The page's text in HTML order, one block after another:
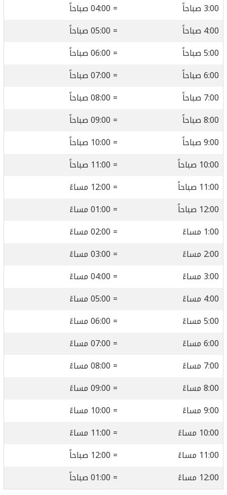
3:00 صباحاً
= 04:00 صباحاً
4:00 صباحاً
= 05:00 صباحاً
5:00 صباحاً
= 06:00 صباحاً
6:00 صباحاً
= 07:00 صباحاً
7:00 صباحاً
= 08:00 صباحاً
8:00 صباحاً
= 09:00 صباحاً
9:00 صباحاً
= 10:00 صباحاً
10:00 صباحاً
= 11:00 صباحاً
11:00 صباحاً
= 12:00 مساءً
12:00 صباحاً
= 01:00 مساءً
1:00 مساءً
= 02:00 مساءً
2:00 مساءً
= 03:00 مساءً
3:00 مساءً
= 04:00 مساءً
4:00 مساءً
= 05:00 مساءً
5:00 مساءً
= 06:00 مساءً
6:00 مساءً
= 07:00 مساءً
7:00 مساءً
= 08:00 مساءً
8:00 مساءً
= 09:00 مساءً
9:00 مساءً
= 10:00 مساءً
10:00 مساءً
= 11:00 مساءً
11:00 مساءً
= 12:00 صباحاً
12:00 مساءً
= 01:00 صباحاً